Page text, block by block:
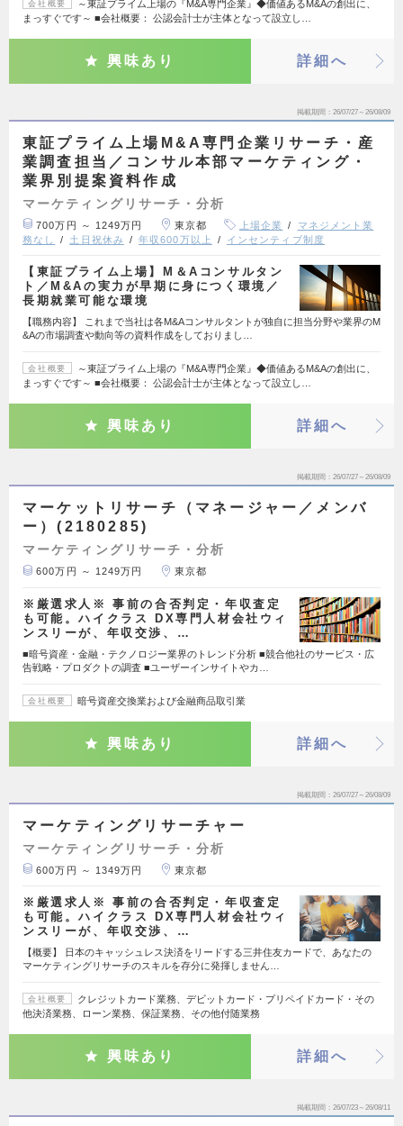
会社概要
～東証プライム上場の『M&A専門企業』◆価値あるM&Aの創出に、
まっすぐです～ ■会社概要： 公認会計士が主体となって設立し…
興味あり 詳細へ
掲載期間 26/07/27～26/08/09
東証プライム上場M&A専門企業リサーチ・産
業調査担当／コンサル本部マーケティング・
業界別提案資料作成
マーケティングリサーチ・分析
700万円 ～ 1249万円 東京都 上場企業
マネジメント業
務なし
土日祝休み 年収600万以上 インセンティブ制度
【東証プライム上場】M＆Aコンサルタン
ト／M&Aの実力が早期に身につく環境／
長期就業可能な環境
【職務内容】 これまで当社は各M&Aコンサルタントが独自に担当分野や業界のM
&Aの市場調査や動向等の資料作成をしておりまし…
会社概要
～東証プライム上場の『M&A専門企業』◆価値あるM&Aの創出に、
まっすぐです～ ■会社概要： 公認会計士が主体となって設立し…
興味あり 詳細へ
掲載期間 26/07/27～26/08/09
マーケットリサーチ（マネージャー／メンバ
ー）(2180285)
マーケティングリサーチ・分析
600万円 ～ 1249万円 東京都
※厳選求人※ 事前の合否判定・年収査定
も可能。ハイクラス DX専門人材会社ウィ
ンスリーが、年収交渉、…
■暗号資産・金融・テクノロジー業界のトレンド分析 ■競合他社のサービス・広
告戦略・プロダクトの調査 ■ユーザーインサイトやカ…
会社概要 暗号資産交換業および金融商品取引業
興味あり 詳細へ
掲載期間 26/07/27～26/08/09
マーケティングリサーチャー
マーケティングリサーチ・分析
600万円 ～ 1349万円 東京都
※厳選求人※ 事前の合否判定・年収査定
も可能。ハイクラス DX専門人材会社ウィ
ンスリーが、年収交渉、…
【概要】 日本のキャッシュレス決済をリードする三井住友カードで、あなたの
マーケティングリサーチのスキルを存分に発揮しません…
会社概要
クレジットカード業務、デビットカード・プリペイドカード・その
他決済業務、ローン業務、保証業務、その他付随業務
興味あり 詳細へ
掲載期間 26/07/23～26/08/11